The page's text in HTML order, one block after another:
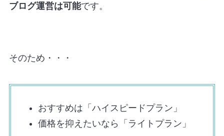
ブログ運営は可能です。
そのため・・・
おすすめは「ハイスピードプラン」
価格を抑えたいなら「ライトプラン」